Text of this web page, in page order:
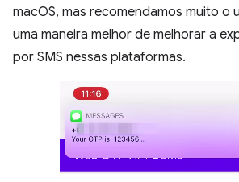
macOS, mas recomendamos muito o
uma maneira melhor de melhorar a
por SMS nessas plataformas.